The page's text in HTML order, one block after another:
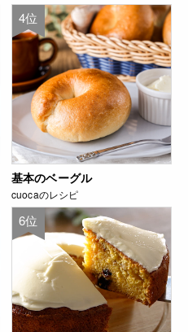
4位
基本のベーグル
cuocaのレシピ
6位